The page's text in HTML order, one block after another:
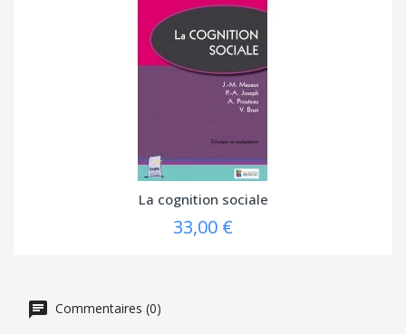
La cognition sociale
33,00 €
Commentaires (0)